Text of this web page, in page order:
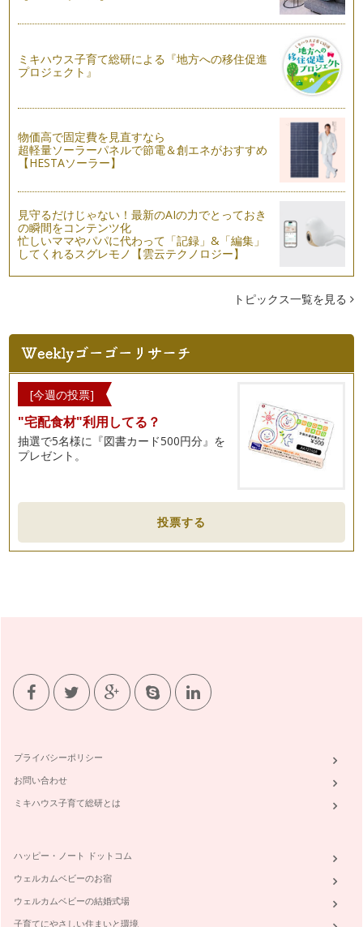
ベビーサイン協会 理事長 吉中みちるさんのお話
兄弟（姉妹）やペットとだってベビーサイン！
ベビーサインは「親子で会話するもの。」と思われがちです
が、兄弟（姉妹）・ペット・お友だちと…
パパとベビーサイン
これまでは、母であり講師である私の目線でお話をしてきまし
た。 今回は、パパ目線でベ…
これまで、基本的なサイン・日常生活で使えるサイン・お出か
けで使えるサインをご紹介してきまし…
ベビーサインのコラムも4ヵ月目となりました。今回は、日常
生活でママが毎日教えられるサインを…
季節のサイン（春編） ＊お出かけ編
3月半ば、少しずつ暖かい日も増えてきました。皆さんはいか
がお過ごしですか？ 外出す…
春から始めよう！ベビーサイン教室って何をしている？
早春になりました。 ベビーサイン教室も様々な場所で催され
ベビーサインの４つメリット
２人の子育てやクラスに通っていらっしゃる生徒さんのお話を
聞くとベビーサインをやって良かった…
めは、【おっぱい（ミルク）…
いつからはじめたらいいの？
ベビーサインって何だろう？
「ベビーサイン」という名前は、アメリカのリンダ・アクレド
ロ博士と、スーザン・グッドウィン博…
ミキハウス子育て総研による『地方への移住促進
プロジェクト』
物価高で固定費を見直すなら
超軽量ソーラーパネルで節電＆創エネがおすすめ
【HESTAソーラー】
見守るだけじゃない！最新のAIの力でとっておき
の瞬間をコンテンツ化
忙しいママやパパに代わって「記録」&「編集」
してくれるスグレモノ【雲云テクノロジー】
トピックス一覧を見る
[今週の投票]
"宅配食材"利用してる？
抽選で5名様に『図書カード500円分』を
プレゼント。
投票する
プライバシーポリシー
お問い合わせ
ミキハウス子育て総研とは
ハッピー・ノート ドットコム
ウェルカムベビーのお宿
ウェルカムベビーの結婚式場
子育てにやさしい住まいと環境